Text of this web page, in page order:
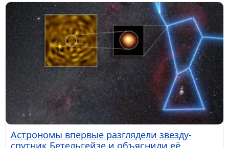
Астрономы впервые разглядели звезду-